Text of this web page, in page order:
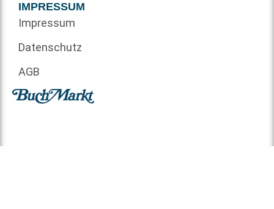
IMPRESSUM
Impressum
Datenschutz
AGB